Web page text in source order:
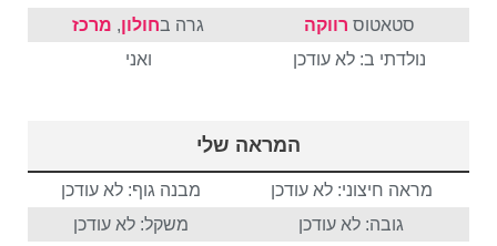
סטאטוס רווקה גרה בחולון, מרכז
נולדתי ב: לא עודכן
ואני
המראה שלי
מראה חיצוני: לא עודכן
מבנה גוף: לא עודכן
גובה: לא עודכן
משקל: לא עודכן